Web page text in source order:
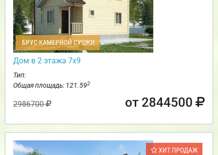
БРУС КАМЕРНОЙ СУШКИ
Дом в 2 этажа 7х9
Тип:
Общая площадь: 121.592
2986700 от 2844500
ХИТ ПРОДАЖ